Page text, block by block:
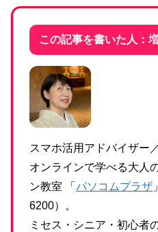
この記事を書いた人：
スマホ活用アドバイザー
オンラインで学べる大人
ン教室 「 パソコムプラザ
6200）。
ミセス・シニア・初心者